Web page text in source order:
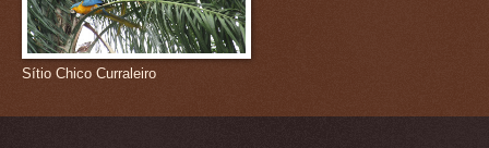
Sítio Chico Curraleiro